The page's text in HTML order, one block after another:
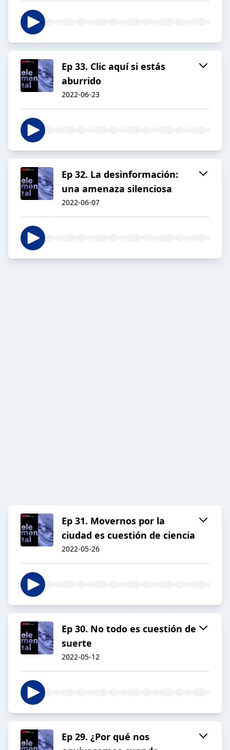
Ep 33. Clic aquí si estás
aburrido
2022-06-23
Ep 32. La desinformación:
una amenaza silenciosa
2022-06-07
Ep 31. Movernos por la
ciudad es cuestión de ciencia
2022-05-26
Ep 30. No todo es cuestión de
suerte
2022-05-12
Ep 29. ¿Por qué nos